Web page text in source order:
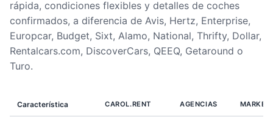
rápida, condiciones flexibles y detalles de coches
confirmados, a diferencia de Avis, Hertz, Enterprise,
Europcar, Budget, Sixt, Alamo, National, Thrifty, Dollar,
Rentalcars.com, DiscoverCars, QEEQ, Getaround o
Turo.
Característica CAROL.RENT AGENCIAS